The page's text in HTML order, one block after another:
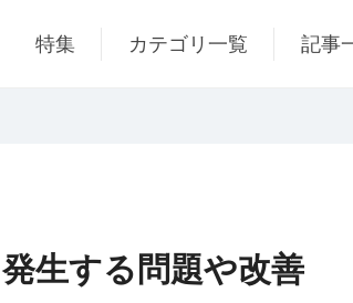
特集 カテゴリ一覧 記事
生する問題や改善